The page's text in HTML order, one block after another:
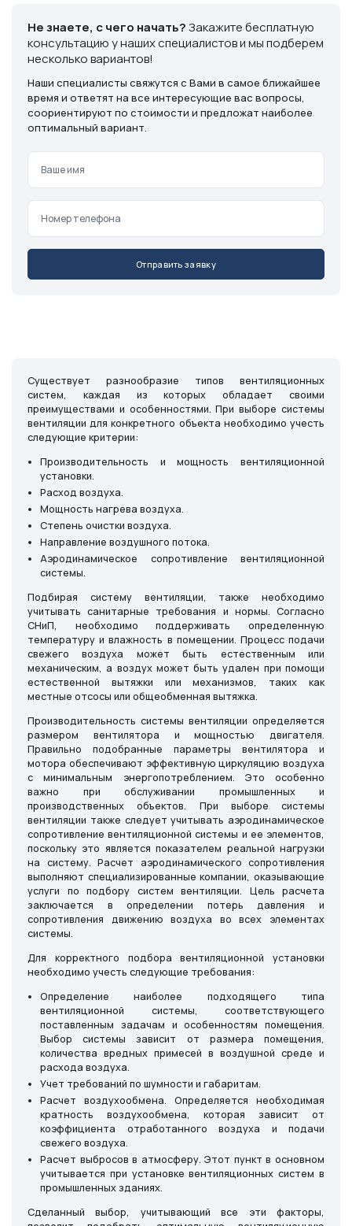
Не знаете, с чего начать?Закажите бесплатную
консультацию у наших специалистов и мы подберем
несколько вариантов!
Наши специалисты свяжутся с Вами в самое ближайшее
время и ответят на все интересующие вас вопросы,
соориентируют по стоимости и предложат наиболее
оптимальный вариант.
Отправить заявку
Существует разнообразие типов вентиляционных
систем, каждая из которых обладает своими
преимуществами и особенностями. При выборе системы
вентиляции для конкретного объекта необходимо учесть
следующие критерии:
Производительность и мощность вентиляционной
установки.
Расход воздуха.
Мощность нагрева воздуха.
Степень очистки воздуха.
Направление воздушного потока.
Аэродинамическое сопротивление вентиляционной
системы.
Подбирая систему вентиляции, также необходимо
учитывать санитарные требования и нормы. Согласно
СНиП, необходимо поддерживать определенную
температуру и влажность в помещении. Процесс подачи
свежего воздуха может быть естественным или
механическим, а воздух может быть удален при помощи
естественной вытяжки или механизмов, таких как
местные отсосы или общеобменная вытяжка.
Производительность системы вентиляции определяется
размером вентилятора и мощностью двигателя.
Правильно подобранные параметры вентилятора и
мотора обеспечивают эффективную циркуляцию воздуха
с минимальным энергопотреблением. Это особенно
важно при обслуживании промышленных и
производственных объектов. При выборе системы
вентиляции также следует учитывать аэродинамическое
сопротивление вентиляционной системы и ее элементов,
поскольку это является показателем реальной нагрузки
на систему. Расчет аэродинамического сопротивления
выполняют специализированные компании, оказывающие
услуги по подбору систем вентиляции. Цель расчета
заключается в определении потерь давления и
сопротивления движению воздуха во всех элементах
системы.
Для корректного подбора вентиляционной установки
необходимо учесть следующие требования:
Определение наиболее подходящего типа
вентиляционной системы, соответствующего
поставленным задачам и особенностям помещения.
Выбор системы зависит от размера помещения,
количества вредных примесей в воздушной среде и
расхода воздуха.
Учет требований по шумности и габаритам.
Расчет воздухообмена. Определяется необходимая
кратность воздухообмена, которая зависит от
коэффициента отработанного воздуха и подачи
свежего воздуха.
Расчет выбросов в атмосферу. Этот пункт в основном
учитывается при установке вентиляционных систем в
промышленных зданиях.
Сделанный выбор, учитывающий все эти факторы,